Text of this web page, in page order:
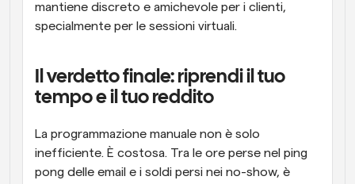
mantiene discreto e amichevole per i clienti,
specialmente per le sessioni virtuali.
Il verdetto finale: riprendi il tuo
tempo e il tuo reddito
La programmazione manuale non è solo
inefficiente. È costosa. Tra le ore perse nel ping
pong delle email e i soldi persi nei no-show, è